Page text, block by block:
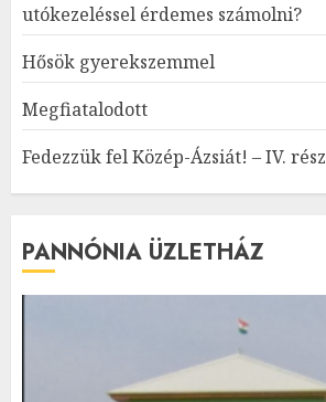
utókezeléssel érdemes számolni?
Hősök gyerekszemmel
Megfiatalodott
Fedezzük fel Közép-Ázsiát! – IV. rész
PANNÓNIA ÜZLETHÁZ